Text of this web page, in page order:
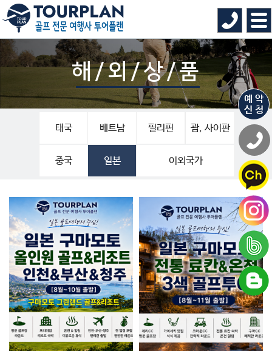
해/외/상/품
태국 베트남 필리핀 괌, 사이판
중국 일본 이외국가
예 약
신 청